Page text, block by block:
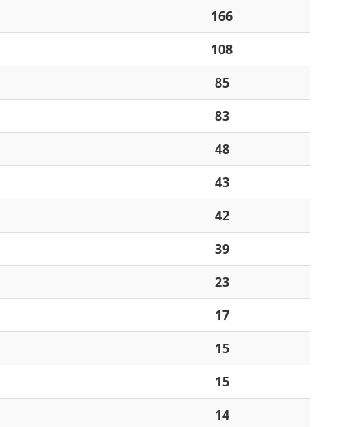
166
108
85
83
48
43
42
39
23
17
15
15
14